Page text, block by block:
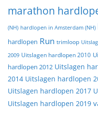
marathon
(NH) hardlopen in Amsterdam (NH)
hardlopen Run trimloop
2009 Uitslagen hardlopen 2010
hardlopen 2012 Uitslagen
2014 Uitslagen hardlopen
Uitslagen hardlopen 2017
Uitslagen hardlopen 2019